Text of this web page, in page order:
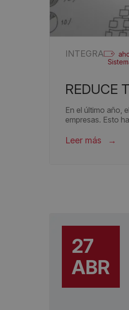
INTEGRA
En el último año,
empresas. Esto
Leer más
27
ABR